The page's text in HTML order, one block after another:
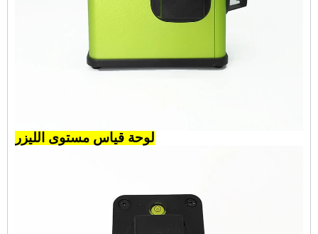
لوحة قياس مستوى الليزر